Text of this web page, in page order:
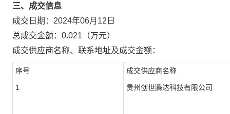
三、成交信息
成交日期： 2024年06月12日
总成交金额： 0.021 （万元）
成交供应商名称、联系地址及成交金额：
序号 成交供应商名称
1 贵州创世腾达科技有限公司